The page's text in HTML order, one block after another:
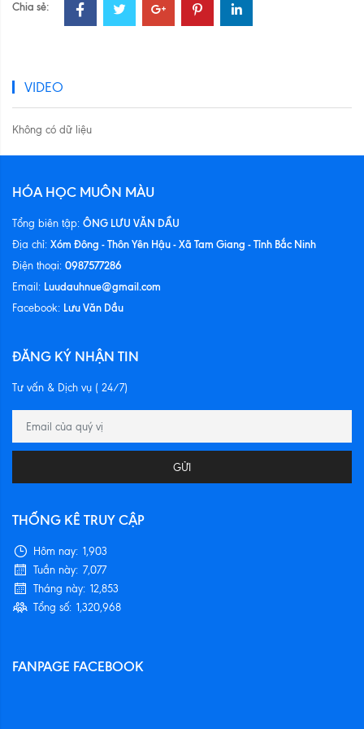
Chia sẻ:
VIDEO
Không có dữ liệu
HÓA HỌC MUÔN MÀU
Tổng biên tập: ÔNG LƯU VĂN DẦU
Địa chỉ: Xóm Đông - Thôn Yên Hậu - Xã Tam Giang - Tỉnh Bắc Ninh
Điện thoại: 0987577286
Email: Luudauhnue@gmail.com
Facebook: Lưu Văn Dầu
ĐĂNG KÝ NHẬN TIN
Tư vấn & Dịch vụ ( 24/7)
GỬI
THỐNG KÊ TRUY CẬP
Hôm nay: 1,903
Tuần này: 7,077
Tháng này: 12,853
Tổng số: 1,320,968
FANPAGE FACEBOOK